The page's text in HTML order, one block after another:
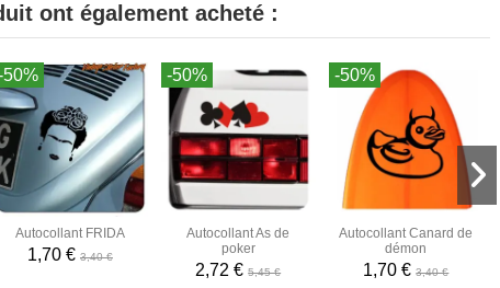
ont également acheté :
50%
Autocollant FRIDA
1,70 € 3,40 €
-50%
Autocollant As de
poker
2,72 €5,45 €
-50%
Autocollant Canard de
démon
1,70 €3,40 €